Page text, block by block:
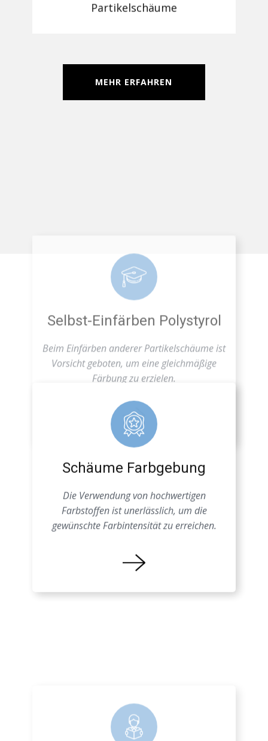
Partikelschäume
MEHR ERFAHREN
Beim Einfärben anderer Partikelschäume ist
Vorsicht geboten, um eine gleichmäßige
Schäume Farbgebung
Die Verwendung von hochwertigen
Farbstoffen ist unerlässlich, um die
gewünschte Farbintensität zu erreichen.
Eine genaue Kenntnis der